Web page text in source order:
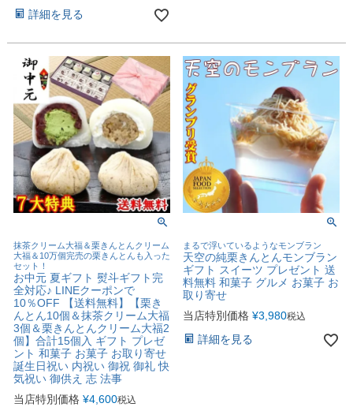
詳細を見る
抹茶クリーム大福＆栗きんとんクリーム
大福＆10万個完売の栗きんとんも入った
セット！
お中元 夏ギフト 熨斗ギフト完
全対応♪ LINEクーポンで
10％OFF 【送料無料】【栗き
んとん10個＆抹茶クリーム大福
3個＆栗きんとんクリーム大福2
個】合計15個入 ギフト プレゼ
ント 和菓子 お菓子 お取り寄せ
誕生日祝い 内祝い 御祝 御礼 快
気祝い 御供え 志 法事
当店特別価格 ¥4,600税込
まるで浮いているようなモンブラン
天空の純栗きんとんモンブラン
ギフト スイーツ プレゼント 送
料無料 和菓子 グルメ お菓子 お
取り寄せ
当店特別価格 ¥3,980税込
詳細を見る